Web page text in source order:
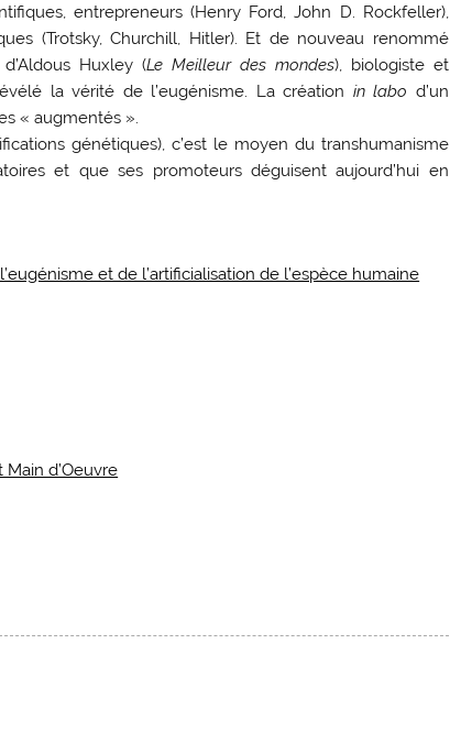
entrepreneurs (Henry Ford, John D. Rockfeller),
(Trotsky, Churchill, Hitler). Et de nouveau renommé
Huxley (Le Meilleur des mondes), biologiste et
la vérité de l’eugénisme. La création in labo d’un
« augmentés ».
génétiques), c’est le moyen du transhumanisme
et que ses promoteurs déguisent aujourd’hui en
et de l’artificialisation de l’espèce humaine
d’Oeuvre